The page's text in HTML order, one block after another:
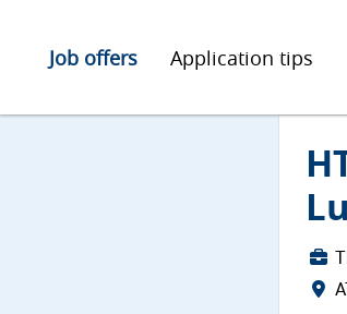
Job offers Application tips